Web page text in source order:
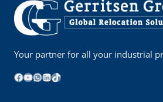
Your partner for all your industrial
Facebook
YouTube
WhatsApp
LinkedIn
TikTok